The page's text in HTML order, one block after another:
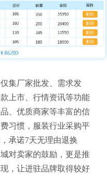
集厂家批发、需求发
上市、行情资讯等功能
、优质商家等丰富的信
习惯，服装行业采购平
承诺7天无理由退换
对卖家的鼓励，更是推
，让进驻品牌取得较好